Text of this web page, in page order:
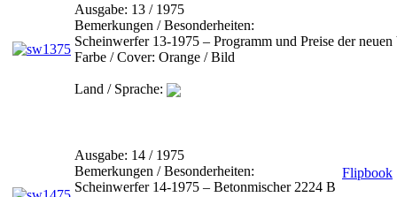
Ausgabe: 13 / 1975
Bemerkungen / Besonderheiten:
Scheinwerfer 13-1975 – Programm und Preise der
Farbe / Cover: Orange / Bild
Land / Sprache:
Ausgabe: 14 / 1975
Bemerkungen / Besonderheiten:
Scheinwerfer 14-1975 – Betonmischer 2224 B
Flipbook